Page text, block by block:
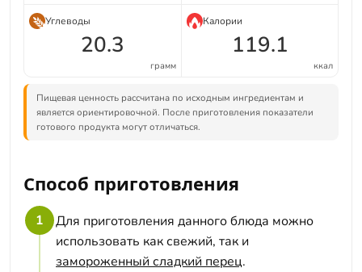
Углеводы
20.3
грамм
Калории
119.1
ккал
Пищевая ценность рассчитана по исходным ингредиентам и
является ориентировочной. После приготовления показатели
готового продукта могут отличаться.
Способ приготовления
1
Для приготовления данного блюда можно
использовать как свежий, так и
замороженный сладкий перец.